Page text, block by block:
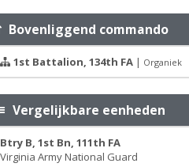
Bovenliggend commando
1st Battalion, 134th FA| Organiek
Vergelijkbare eenheden
Btry B, 1st Bn, 111th FA
Virginia Army National Guard